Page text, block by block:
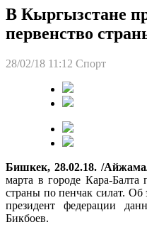
В Кыргызстане
первенство
28/02/18 11:12 Спорт
Бишкек, 28.02.18. /
марта в городе Кара-Балта
страны по пенчак силат. Об
президент федерации
Бикбоев.